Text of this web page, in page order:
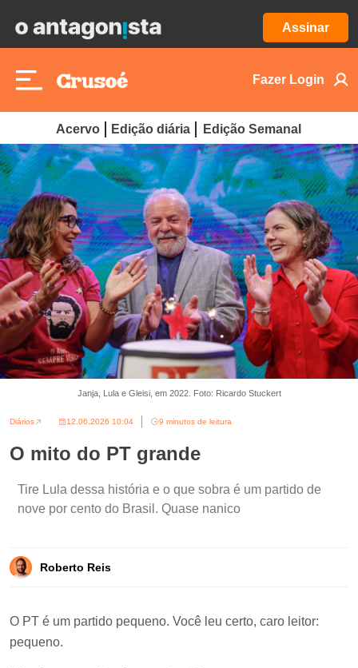
Assinar
Fazer Login
Acervo Edição diária Edição Semanal
Janja, Lula e Gleisi, em 2022. Foto: Ricardo Stuckert
Diários 12.06.2026 10:04 9 minutos de leitura
O mito do PT grande
Tire Lula dessa história e o que sobra é um partido de
nove por cento do Brasil. Quase nanico
Roberto Reis
O PT é um partido pequeno. Você leu certo, caro leitor:
pequeno.